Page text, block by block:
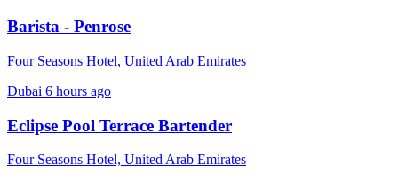
Barista - Penrose
Four Seasons Hotel, United Arab Emirates
Dubai 6 hours ago
Eclipse Pool Terrace Bartender
Four Seasons Hotel, United Arab Emirates